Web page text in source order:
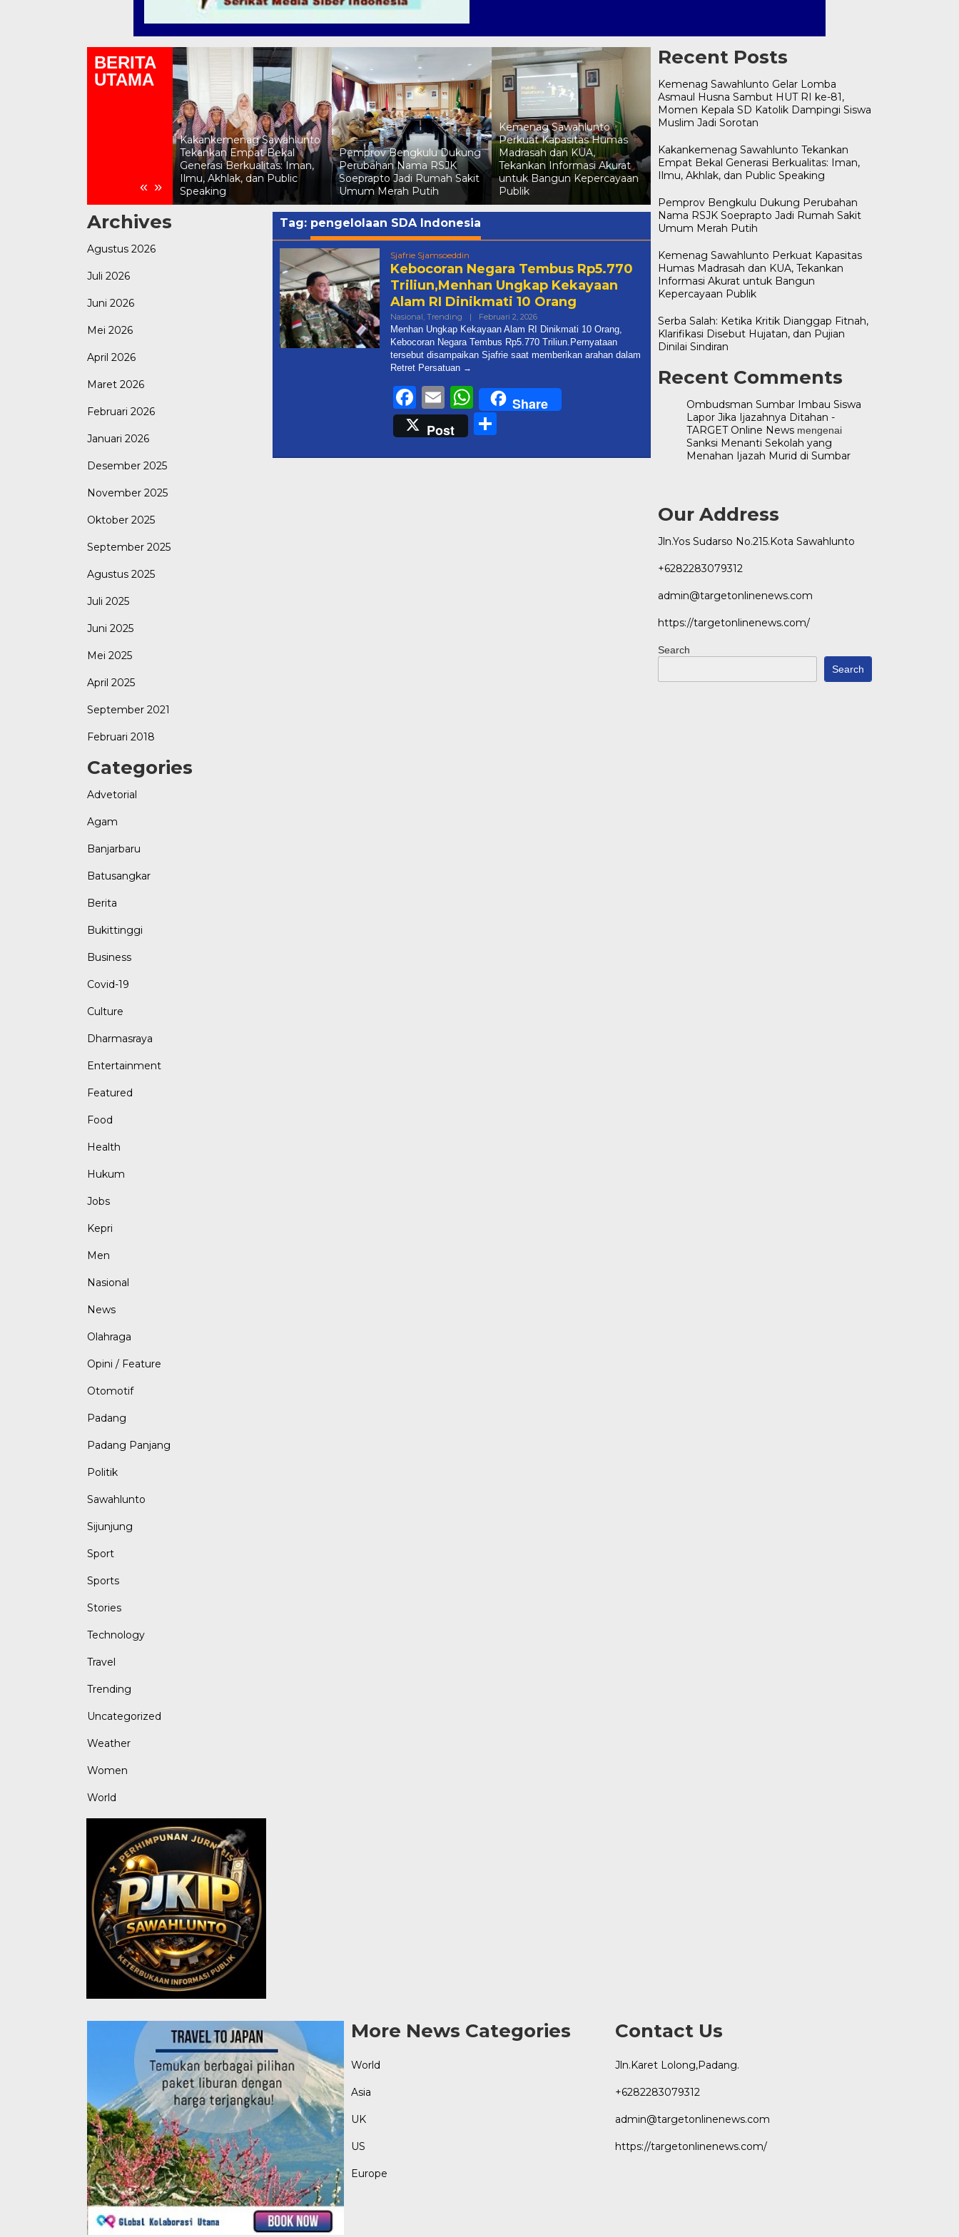
BERITA
UTAMA
« »
Kakankemenag Sawahlunto
Tekankan Empat Bekal
Generasi Berkualitas: Iman,
Ilmu, Akhlak, dan Public
Speaking
Pemprov Bengkulu Dukung
Perubahan Nama RSJK
Soeprapto Jadi Rumah Sakit
Umum Merah Putih
Kemenag Sawahlunto
Perkuat Kapasitas Humas
Madrasah dan KUA,
Tekankan Informasi Akurat
untuk Bangun Kepercayaan
Publik
Serba Salah: Ketika Kritik
Dianggap Fitnah, Klarifikasi
Disebut Hujatan, dan Pujian
Sambut HUT RI ke-81,
Momen Kepala SD Katolik
Dampingi Siswa Muslim Jadi
Archives
Agustus 2026
Juli 2026
Juni 2026
Mei 2026
April 2026
Maret 2026
Februari 2026
Januari 2026
Desember 2025
November 2025
Oktober 2025
September 2025
Agustus 2025
Juli 2025
Juni 2025
Mei 2025
April 2025
September 2021
Februari 2018
Categories
Advetorial
Agam
Banjarbaru
Batusangkar
Berita
Bukittinggi
Business
Covid-19
Culture
Dharmasraya
Entertainment
Featured
Food
Health
Hukum
Jobs
Kepri
Men
Nasional
News
Olahraga
Opini / Feature
Otomotif
Padang
Padang Panjang
Politik
Sawahlunto
Sijunjung
Sport
Sports
Stories
Technology
Travel
Trending
Uncategorized
Weather
Women
World
Tag: pengelolaan SDA Indonesia
Sjafrie Sjamsoeddin
Kebocoran Negara Tembus Rp5.770
Triliun,Menhan Ungkap Kekayaan
Alam RI Dinikmati 10 Orang
Nasional, Trending | Februari 2, 2026Oleh
Admin@targetonlinenews.com
Menhan Ungkap Kekayaan Alam RI Dinikmati 10 Orang,
Kebocoran Negara Tembus Rp5.770 Triliun.Pernyataan
tersebut disampaikan Sjafrie saat memberikan arahan dalam
Retret Persatuan
Facebook
EmailWhatsApp
Share
Post
Recent Posts
Kemenag Sawahlunto Gelar Lomba
Asmaul Husna Sambut HUT RI ke-81,
Momen Kepala SD Katolik Dampingi Siswa
Muslim Jadi Sorotan
Kakankemenag Sawahlunto Tekankan
Empat Bekal Generasi Berkualitas: Iman,
Ilmu, Akhlak, dan Public Speaking
Pemprov Bengkulu Dukung Perubahan
Nama RSJK Soeprapto Jadi Rumah Sakit
Umum Merah Putih
Kemenag Sawahlunto Perkuat Kapasitas
Humas Madrasah dan KUA, Tekankan
Informasi Akurat untuk Bangun
Kepercayaan Publik
Serba Salah: Ketika Kritik Dianggap Fitnah,
Klarifikasi Disebut Hujatan, dan Pujian
Dinilai Sindiran
Recent Comments
Ombudsman Sumbar Imbau Siswa
Lapor Jika Ijazahnya Ditahan -
TARGET Online Newsmengenai
Sanksi Menanti Sekolah yang
Menahan Ijazah Murid di Sumbar
Our Address
Jln.Yos Sudarso No.215.Kota Sawahlunto
+6282283079312
admin@targetonlinenews.com
https://targetonlinenews.com/
Search
Search
More News Categories
World
Asia
UK
US
Europe
Contact Us
Jln.Karet Lolong,Padang.
+6282283079312
admin@targetonlinenews.com
https://targetonlinenews.com/